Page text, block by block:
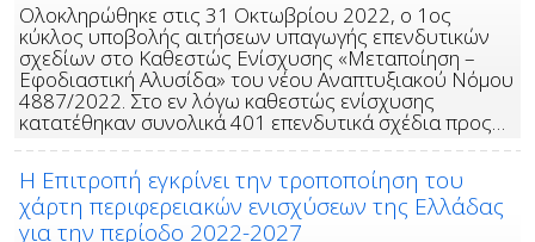
Ολοκληρώθηκε στις 31 Οκτωβρίου 2022, ο 1ος
κύκλος υποβολής αιτήσεων υπαγωγής επενδυτικών
σχεδίων στο Καθεστώς Ενίσχυσης «Μεταποίηση –
Εφοδιαστική Αλυσίδα» του νέου Αναπτυξιακού Νόμου
4887/2022. Στο εν λόγω καθεστώς ενίσχυσης
κατατέθηκαν συνολικά 401 επενδυτικά σχέδια προς…
Η Επιτροπή εγκρίνει την τροποποίηση του
χάρτη περιφερειακών ενισχύσεων της Ελλάδας
για την περίοδο 2022-2027